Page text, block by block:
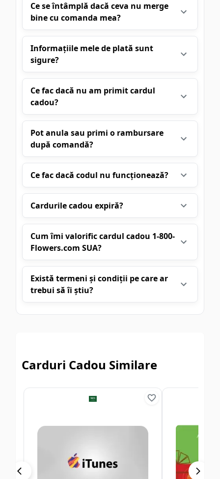
Ce se întâmplă dacă ceva nu merge
bine cu comanda mea?
Informațiile mele de plată sunt
sigure?
Ce fac dacă nu am primit cardul
cadou?
Pot anula sau primi o rambursare
după comandă?
Ce fac dacă codul nu funcționează?
Cardurile cadou expiră?
Cum îmi valorific cardul cadou 1-800-
Flowers.com SUA?
Există termeni și condiții pe care ar
trebui să îi știu?
Carduri Cadou Similare